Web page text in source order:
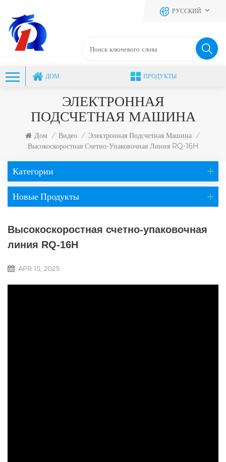
РУССКИЙ
ДОМ ПРОДУКТЫ
ЭЛЕКТРОННАЯ
ПОДСЧЕТНАЯ МАШИНА
Дом / Видео / Электронная Подсчетная Машина /
Высокоскоростная Счетно-Упаковочная Линия RQ-16H
Категории
Новые Продукты
Высокоскоростная счетно-упаковочная
линия RQ-16H
APR 15, 2025